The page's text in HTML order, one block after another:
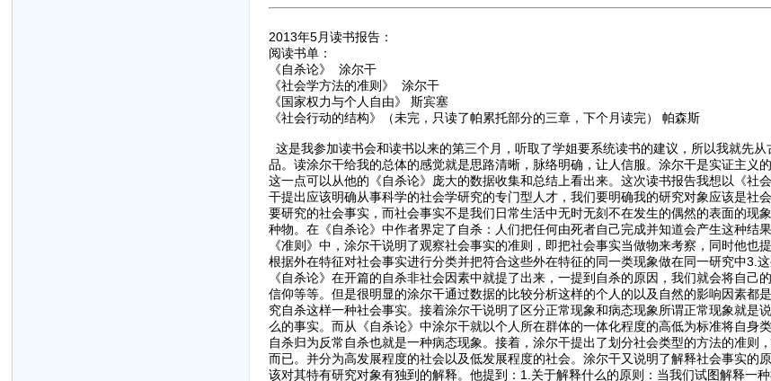
2013年5月读书报告：
阅读书单：
《自杀论》 涂尔干
《社会学方法的准则》 涂尔干
《国家权力与个人自由》 斯宾塞
《社会行动的结构》（未完，只读了帕累托部分的三章，下个月读完） 帕森斯
这是我参加读书会和读书以来的第三个月，听取了学姐要系统读书的建议，所以我就先
品。读涂尔干给我的总体的感觉就是思路清晰，脉络明确，让人信服。涂尔干是实证主义
这一点可以从他的《自杀论》庞大的数据收集和总结上看出来。这次读书报告我想以《
干提出应该明确从事科学的社会学研究的专门型人才，我们要明确我的研究对象应该是社
要研究的社会事实，而社会事实不是我们日常生活中无时无刻不在发生的偶然的表面的
种物。在《自杀论》中作者界定了自杀：人们把任何由死者自己完成并知道会产生这种结
《准则》中，涂尔干说明了观察社会事实的准则，即把社会事实当做物来考察，同时他
根据外在特征对社会事实进行分类并把符合这些外在特征的同一类现象做在同一研究中3.
《自杀论》在开篇的自杀非社会因素中就提了出来，一提到自杀的原因，我们就会将自
信仰等等。但是很明显的涂尔干通过数据的比较分析这样的个人的以及自然的影响因素
究自杀这样一种社会事实。接着涂尔干说明了区分正常现象和病态现象所谓正常现象就
么的事实。而从《自杀论》中涂尔干就以个人所在群体的一体化程度的高低为标准将自身
自杀归为反常自杀也就是一种病态现象。接着，涂尔干提出了划分社会类型的方法的准
而已。并分为高发展程度的社会以及低发展程度的社会。涂尔干又说明了解释社会事实的
该对其特有研究对象有独到的解释。他提到：1.关于解释什么的原则：当我们试图解释一